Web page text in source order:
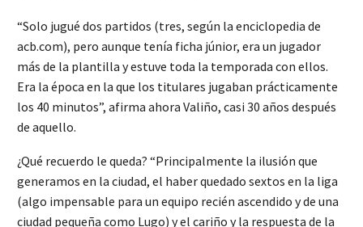
“Solo jugué dos partidos (tres, según la enciclopedia de
acb.com), pero aunque tenía ficha júnior, era un jugador
más de la plantilla y estuve toda la temporada con ellos.
Era la época en la que los titulares jugaban prácticamente
los 40 minutos”, afirma ahora Valiño, casi 30 años después
de aquello.
¿Qué recuerdo le queda? “Principalmente la ilusión que
generamos en la ciudad, el haber quedado sextos en la liga
(algo impensable para un equipo recién ascendido y de una
ciudad pequeña como Lugo) y el cariño y la respuesta de la